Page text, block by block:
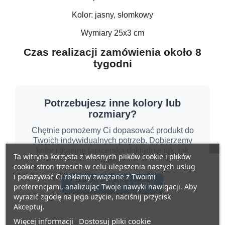
Ta witryna korzysta z własnych plików cookie i plików
cookie stron trzecich w celu ulepszenia naszych usług
i pokazywać Ci reklamy związane z Twoimi
preferencjami, analizując Twoje nawyki nawigacji. Aby
wyrazić zgodę na jego użycie, naciśnij przycisk
Akceptuj.
Więcej informacji Dostosuj pliki cookie
Kolor: jasny, słomkowy
Wymiary 25x3 cm
Czas realizacji zamówienia około 8
tygodni
Potrzebujesz inne kolory lub
rozmiary?
Chętnie pomożemy Ci dopasować produkt do
Twoich indywidualnych potrzeb. Dobierzemy
lubisz.
Skontaktuj się z nami!